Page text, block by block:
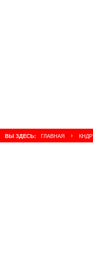
ВЫ ЗДЕСЬ: ГЛАВНАЯ КНДР